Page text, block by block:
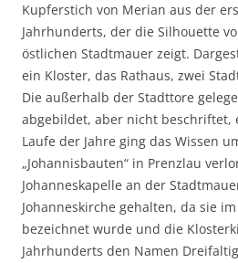
Kupferstich von Merian aus der
Jahrhunderts, der die Silhouette
östlichen Stadtmauer zeigt.
ein Kloster, das Rathaus, zwei
Die außerhalb der Stadttore
abgebildet, aber nicht beschriftet,
Laufe der Jahre ging das Wissen
„Johannisbauten“ in Prenzlau
Johanneskapelle an der
Johanneskirche gehalten, da sie
bezeichnet wurde und die
Jahrhunderts den Namen